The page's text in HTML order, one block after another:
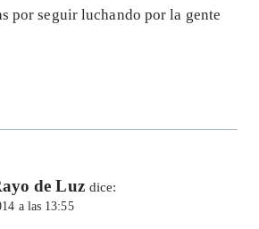
por seguir luchando por la gente
de Luz dice:
a las 13:55